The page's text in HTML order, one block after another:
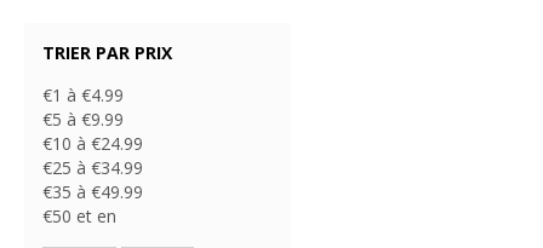
TRIER PAR PRIX
€1 à €4.99
€5 à €9.99
€10 à €24.99
€25 à €34.99
€35 à €49.99
€50 et en